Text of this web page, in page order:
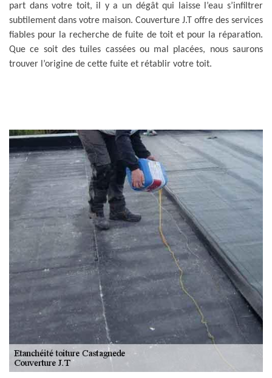
part dans votre toit, il y a un dégât qui laisse l’eau s’infiltrer
subtilement dans votre maison. Couverture J.T offre des services
fiables pour la recherche de fuite de toit et pour la réparation.
Que ce soit des tuiles cassées ou mal placées, nous saurons
trouver l’origine de cette fuite et rétablir votre toit.